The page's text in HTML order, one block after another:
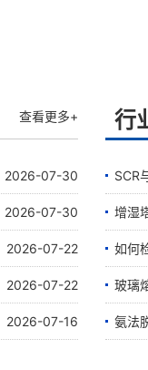
查看更多+
2026-07-30
2026-07-30
2026-07-22
2026-07-22
2026-07-16
行
SCR
增湿
如何
玻璃
氨法